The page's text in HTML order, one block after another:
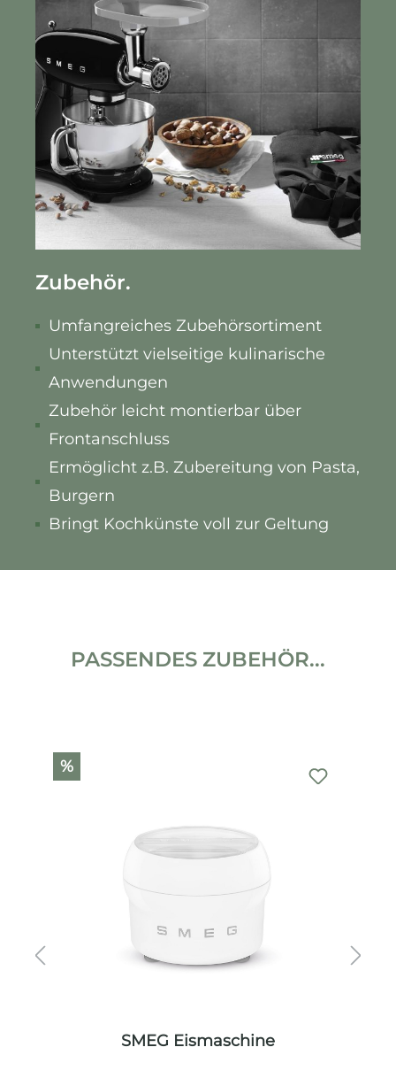
Zubehör.
Umfangreiches Zubehörsortiment
Unterstützt vielseitige kulinarische
Anwendungen
Zubehör leicht montierbar über
Frontanschluss
Ermöglicht z.B. Zubereitung von Pasta,
Burgern
Bringt Kochkünste voll zur Geltung
PASSENDES ZUBEHÖR...
Produktgalerie überspringen
%
SMEG Eismaschine